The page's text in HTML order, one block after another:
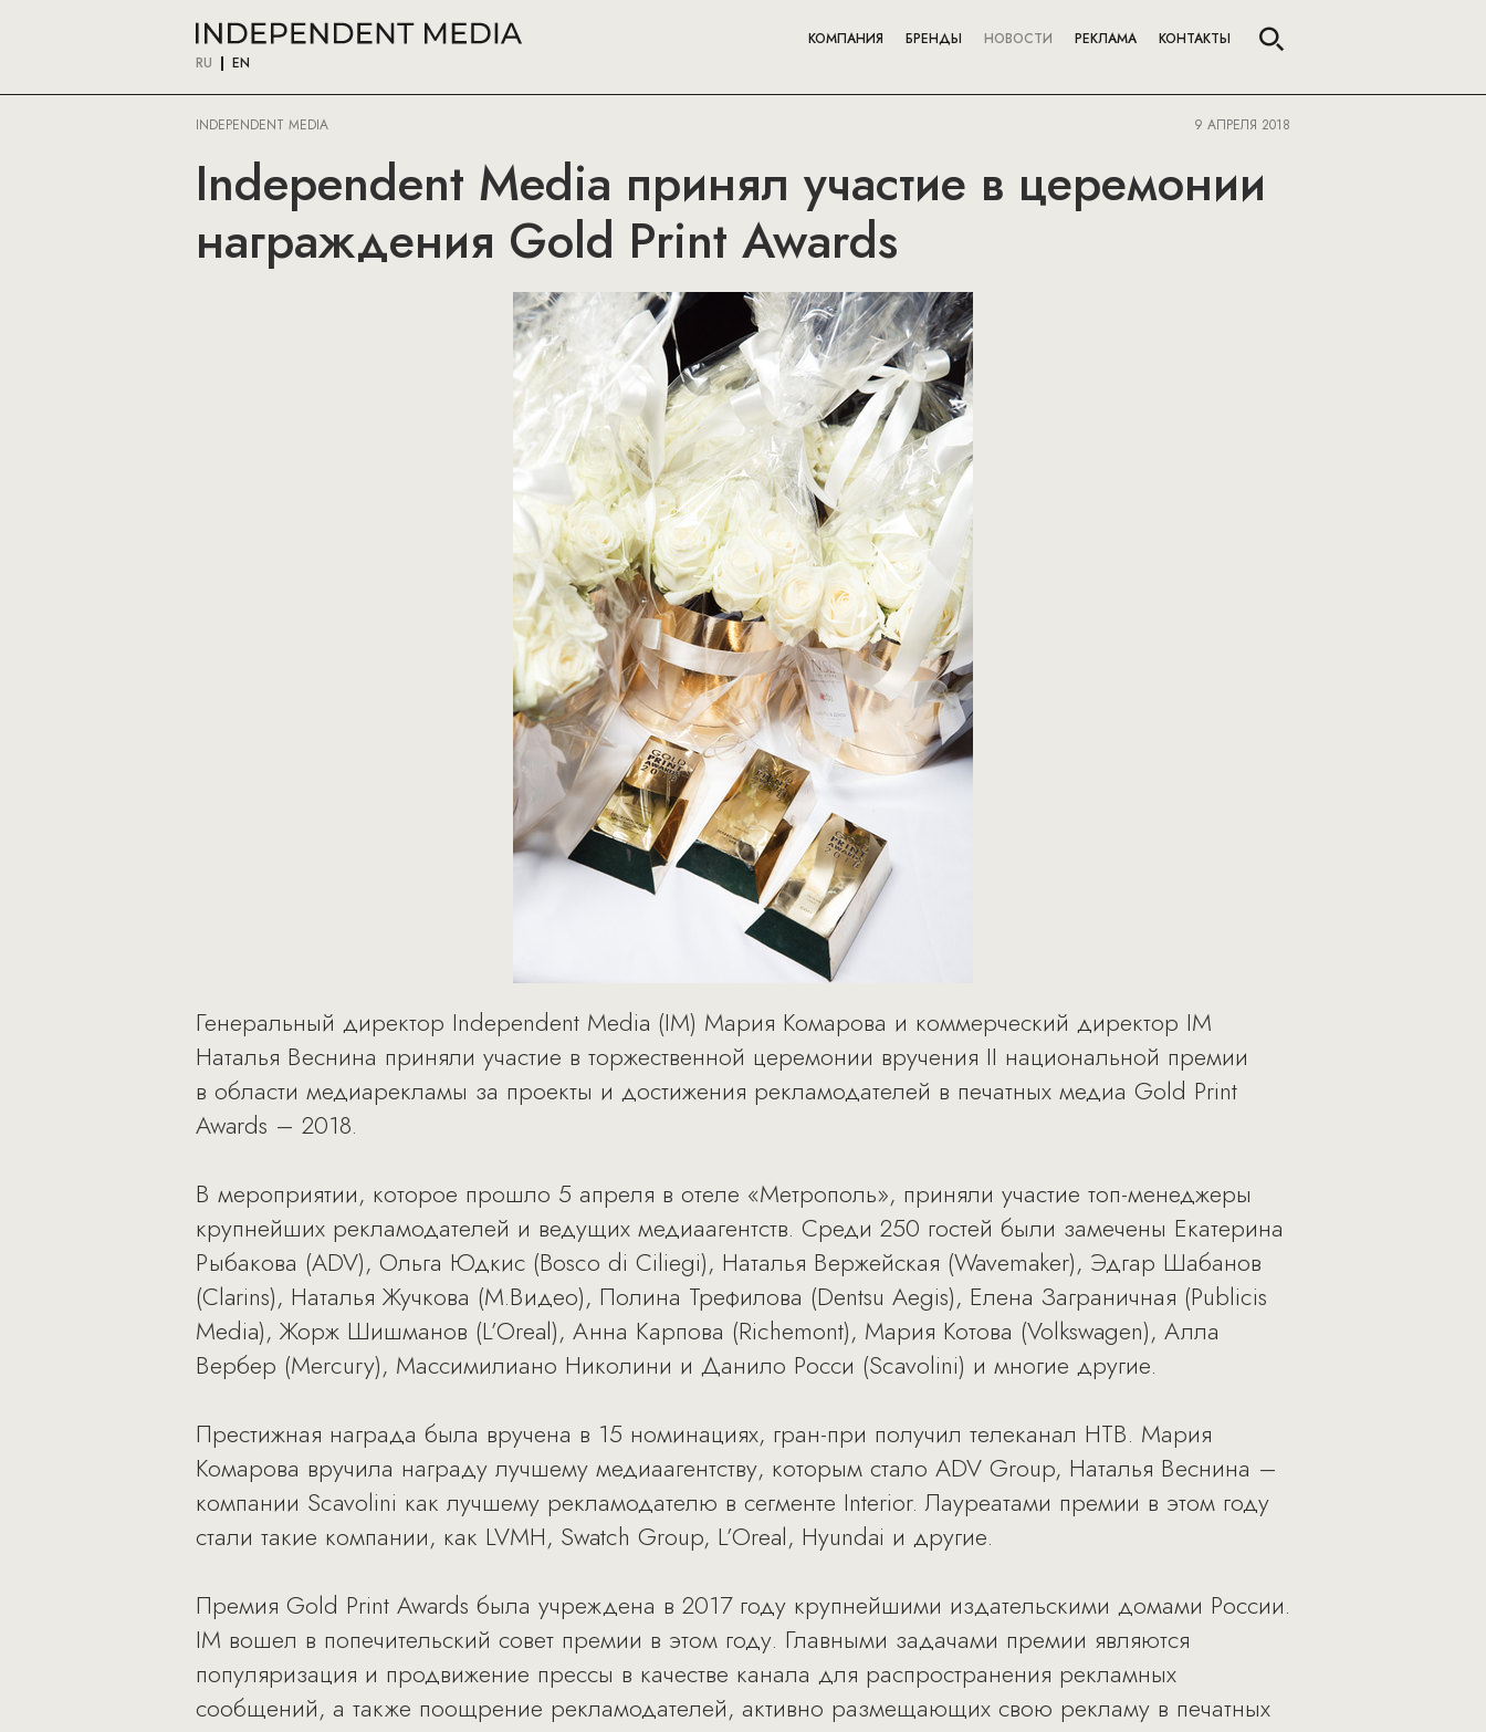
RU EN
КОМПАНИЯ БРЕНДЫ НОВОСТИ РЕКЛАМА КОНТАКТЫ
INDEPENDENT MEDIA 9 АПРЕЛЯ 2018
Independent Media принял участие в церемонии
награждения Gold Print Awards
Генеральный директор Independent Media (IM) Мария Комарова и коммерческий директор IM
Наталья Веснина приняли участие в торжественной церемонии вручения II национальной премии
в области медиарекламы за проекты и достижения рекламодателей в печатных медиа Gold Print
Awards – 2018.
В мероприятии, которое прошло 5 апреля в отеле «Метрополь», приняли участие топ-менеджеры
крупнейших рекламодателей и ведущих медиаагентств. Среди 250 гостей были замечены Екатерина
Рыбакова (ADV), Ольга Юдкис (Bosco di Ciliegi), Наталья Вержейская (Wavemaker), Эдгар Шабанов
(Clarins), Наталья Жучкова (М.Видео), Полина Трефилова (Dentsu Aegis), Елена Заграничная (Publicis
Media), Жорж Шишманов (L’Oreal), Анна Карпова (Richemont), Мария Котова (Volkswagen), Алла
Вербер (Mercury), Массимилиано Николини и Данило Росси (Scavolini) и многие другие.
Престижная награда была вручена в 15 номинациях, гран-при получил телеканал НТВ. Мария
Комарова вручила награду лучшему медиаагентству, которым стало ADV Group, Наталья Веснина –
компании Scavolini как лучшему рекламодателю в сегменте Interior. Лауреатами премии в этом году
стали такие компании, как LVMH, Swatch Group, L’Oreal, Hyundai и другие.
Премия Gold Print Awards была учреждена в 2017 году крупнейшими издательскими домами России.
IM вошел в попечительский совет премии в этом году. Главными задачами премии являются
популяризация и продвижение прессы в качестве канала для распространения рекламных
сообщений, а также поощрение рекламодателей, активно размещающих свою рекламу в печатных